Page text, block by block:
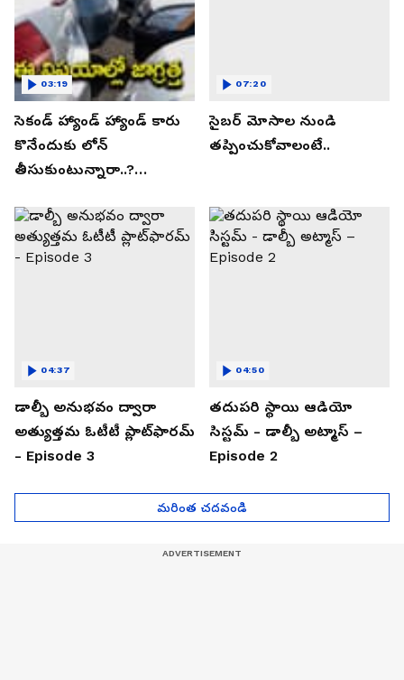
సెకండ్ హ్యాండ్ హ్యాండ్ కారు
కొనేందుకు లోన్
తీసుకుంటున్నారా..?
తెలుసుకోండి..!
03:19
సైబర్ మోసాల నుండి
తప్పించుకోవాలంటే..
07:20
డాల్బీ అనుభవం ద్వారా
అత్యుత్తమ ఓటీటీ ప్లాట్‌ఫారమ్
- Episode 3
04:37
తదుపరి స్థాయి ఆడియో
సిస్టమ్ - డాల్బీ అట్మాస్ –
Episode 2
04:50
మరింత చదవండి